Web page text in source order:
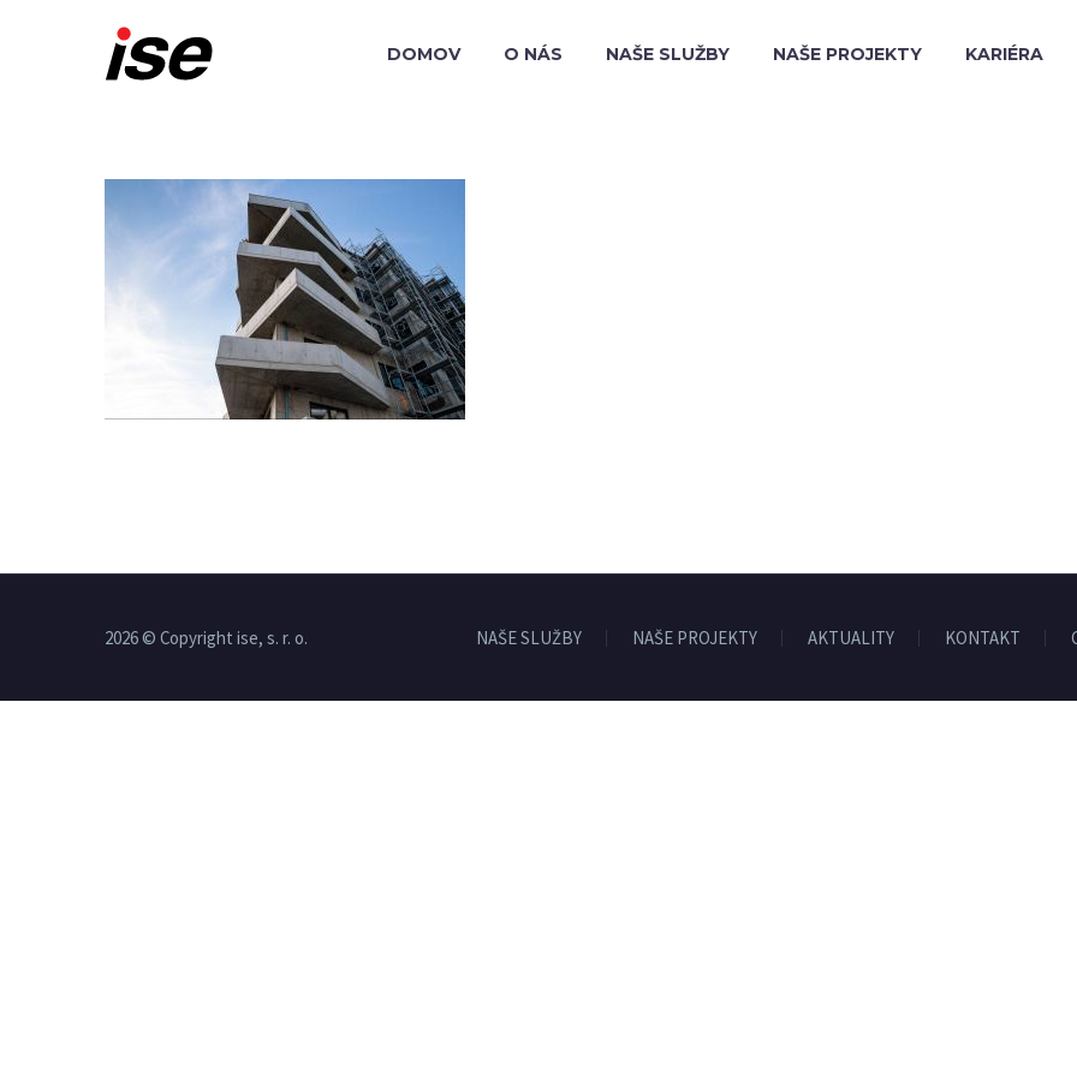
DOMOV O NÁS NAŠE SLUŽBY NAŠE PROJEKTY KARIÉRA
NAŠE SLUŽBY NAŠE PROJEKTY AKTUALITY KONTAKT
2026 © Copyright ise, s. r. o.